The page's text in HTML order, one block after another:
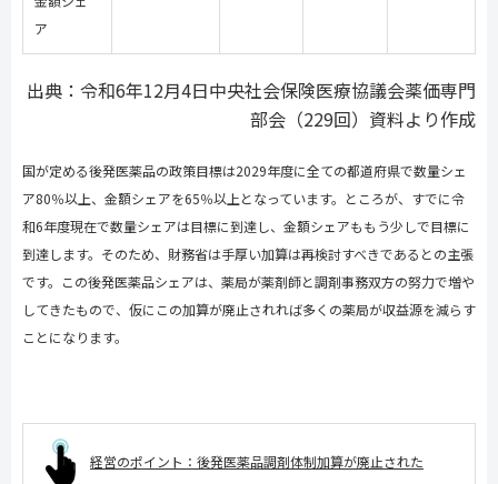
ア
出典：令和6年12月4日中央社会保険医療協議会薬価専門
部会（229回）資料より作成
国が定める後発医薬品の政策目標は2029年度に全ての都道府県で数量シェ
ア80％以上、金額シェアを65％以上となっています。ところが、すでに令
和6年度現在で数量シェアは目標に到達し、金額シェアももう少しで目標に
到達します。そのため、財務省は手厚い加算は再検討すべきであるとの主張
です。この後発医薬品シェアは、薬局が薬剤師と調剤事務双方の努力で増や
してきたもので、仮にこの加算が廃止されれば多くの薬局が収益源を減らす
ことになります。
経営のポイント：後発医薬品調剤体制加算が廃止された